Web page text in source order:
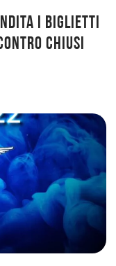
i biglietti
Chiusi